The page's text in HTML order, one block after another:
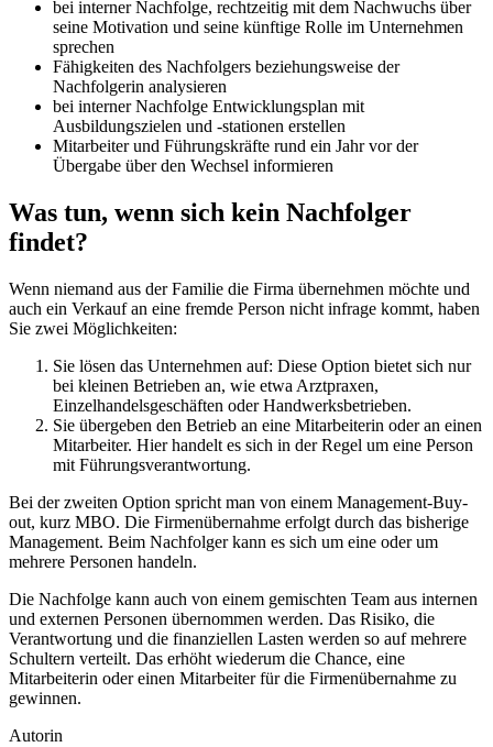
bei interner Nachfolge, rechtzeitig mit dem Nachwuchs über
seine Motivation und seine künftige Rolle im Unternehmen
sprechen
Fähigkeiten des Nachfolgers beziehungsweise der
Nachfolgerin analysieren
bei interner Nachfolge Entwicklungsplan mit
Ausbildungszielen und -stationen erstellen
Mitarbeiter und Führungskräfte rund ein Jahr vor der
Übergabe über den Wechsel informieren
Was tun, wenn sich kein Nachfolger
findet?
Wenn niemand aus der Familie die Firma übernehmen möchte und
auch ein Verkauf an eine fremde Person nicht infrage kommt, haben
Sie zwei Möglichkeiten:
Sie lösen das Unternehmen auf: Diese Option bietet sich nur
bei kleinen Betrieben an, wie etwa Arztpraxen,
Einzelhandelsgeschäften oder Handwerksbetrieben.
Sie übergeben den Betrieb an eine Mitarbeiterin oder an einen
Mitarbeiter. Hier handelt es sich in der Regel um eine Person
mit Führungsverantwortung.
Bei der zweiten Option spricht man von einem Management-Buy-
out, kurz MBO. Die Firmenübernahme erfolgt durch das bisherige
Management. Beim Nachfolger kann es sich um eine oder um
mehrere Personen handeln.
Die Nachfolge kann auch von einem gemischten Team aus internen
und externen Personen übernommen werden. Das Risiko, die
Verantwortung und die finanziellen Lasten werden so auf mehrere
Schultern verteilt. Das erhöht wiederum die Chance, eine
Mitarbeiterin oder einen Mitarbeiter für die Firmenübernahme zu
gewinnen.
Autorin